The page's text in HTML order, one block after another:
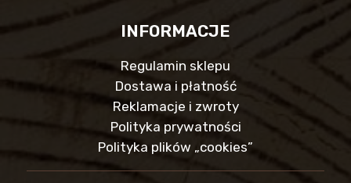
INFORMACJE
Regulamin sklepu
Dostawa i płatność
Reklamacje i zwroty
Polityka prywatności
Polityka plików „cookies”